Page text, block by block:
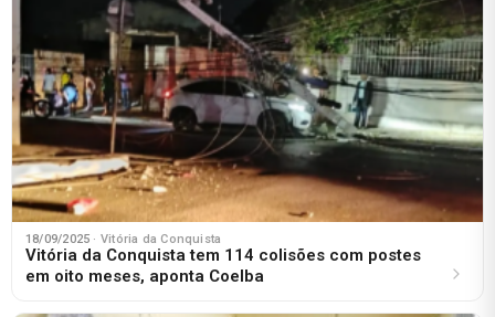
18/09/2025 · Vitória da Conquista
Vitória da Conquista tem 114 colisões com postes
em oito meses, aponta Coelba